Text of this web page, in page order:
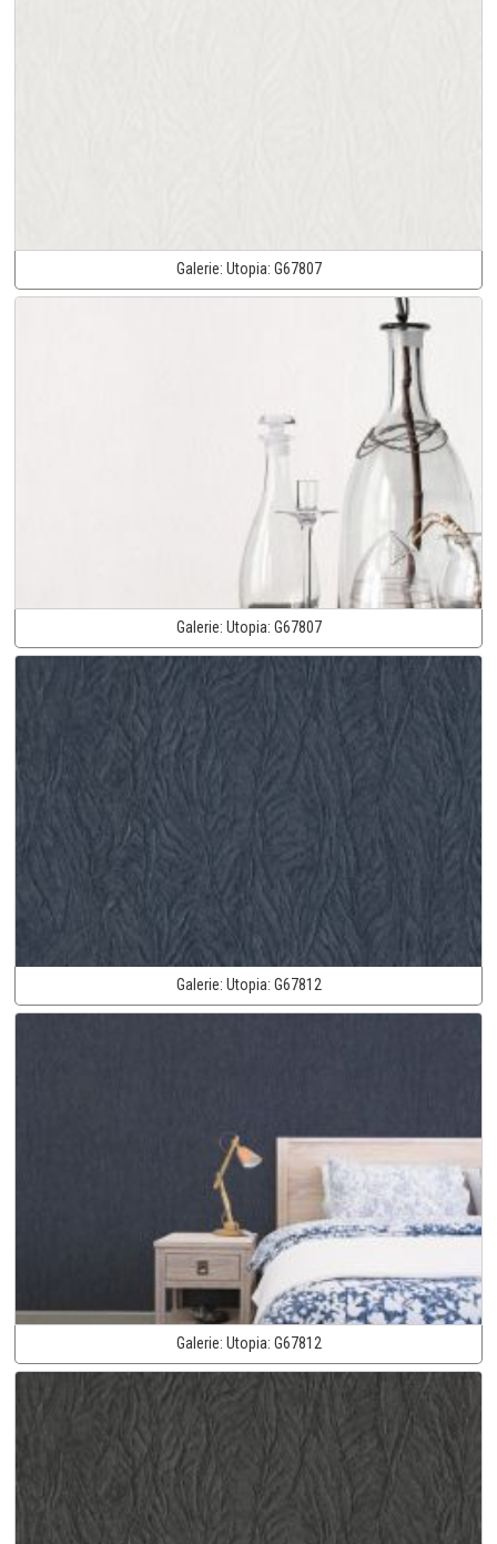
Galerie: Utopia: G67807
Galerie: Utopia: G67807
Galerie: Utopia: G67812
Galerie: Utopia: G67812